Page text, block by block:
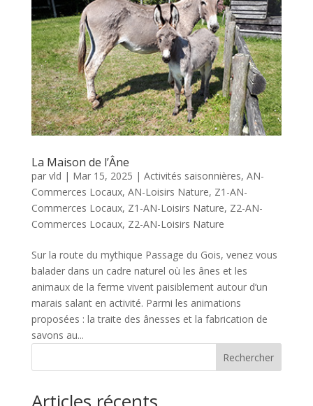
La Maison de l’Âne
par vld | Mar 15, 2025 | Activités saisonnières, AN-
Commerces Locaux, AN-Loisirs Nature, Z1-AN-
Commerces Locaux, Z1-AN-Loisirs Nature, Z2-AN-
Commerces Locaux, Z2-AN-Loisirs Nature
Sur la route du mythique Passage du Gois, venez vous
balader dans un cadre naturel où les ânes et les
animaux de la ferme vivent paisiblement autour d’un
marais salant en activité. Parmi les animations
proposées : la traite des ânesses et la fabrication de
savons au...
Rechercher